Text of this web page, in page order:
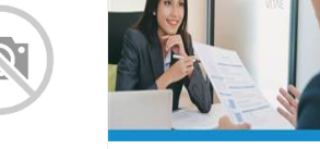
Farmacia
Ingeniería
Ingeniería Sistemas
Marketing